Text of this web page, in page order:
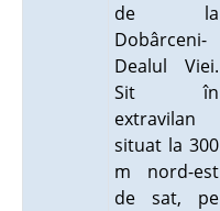
de la
Dobârceni-
Dealul Viei.
Sit în
extravilan
situat la 300
m nord-est
de sat, pe